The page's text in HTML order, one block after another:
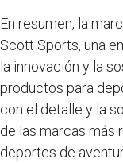
En resumen, la
Scott Sports, una
la innovación y la
productos para
con el detalle y la
de las marcas más
deportes de